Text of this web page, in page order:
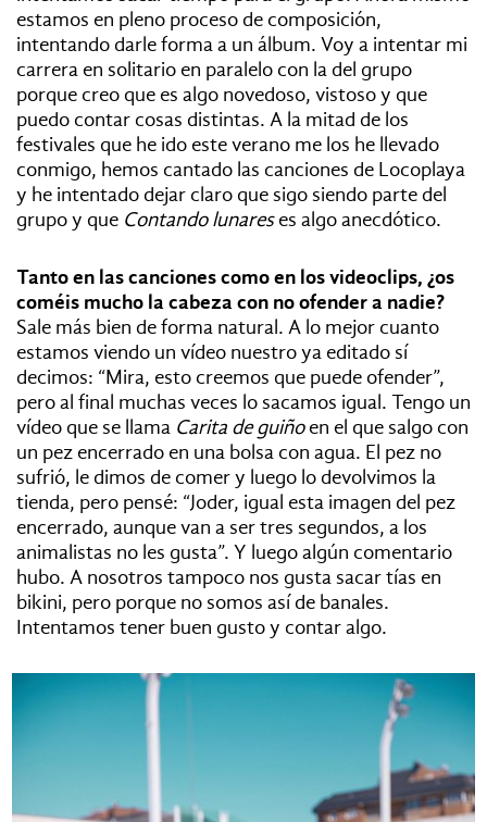
estamos en pleno proceso de composición,
intentando darle forma a un álbum. Voy a intentar mi
carrera en solitario en paralelo con la del grupo
porque creo que es algo novedoso, vistoso y que
puedo contar cosas distintas. A la mitad de los
festivales que he ido este verano me los he llevado
conmigo, hemos cantado las canciones de Locoplaya
y he intentado dejar claro que sigo siendo parte del
grupo y que Contando lunareses algo anecdótico.
Tanto en las canciones como en los videoclips, ¿os
coméis mucho la cabeza con no ofender a nadie?
Sale más bien de forma natural. A lo mejor cuanto
estamos viendo un vídeo nuestro ya editado sí
decimos: “Mira, esto creemos que puede ofender”,
pero al final muchas veces lo sacamos igual. Tengo un
vídeo que se llama Carita de guiñoen el que salgo con
un pez encerrado en una bolsa con agua. El pez no
sufrió, le dimos de comer y luego lo devolvimos la
tienda, pero pensé: “Joder, igual esta imagen del pez
encerrado, aunque van a ser tres segundos, a los
animalistas no les gusta”. Y luego algún comentario
hubo. A nosotros tampoco nos gusta sacar tías en
bikini, pero porque no somos así de banales.
Intentamos tener buen gusto y contar algo.